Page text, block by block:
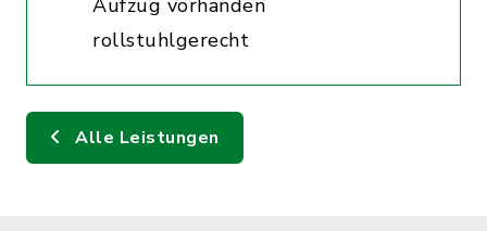
Aufzug vorhanden
rollstuhlgerecht
Alle Leistungen